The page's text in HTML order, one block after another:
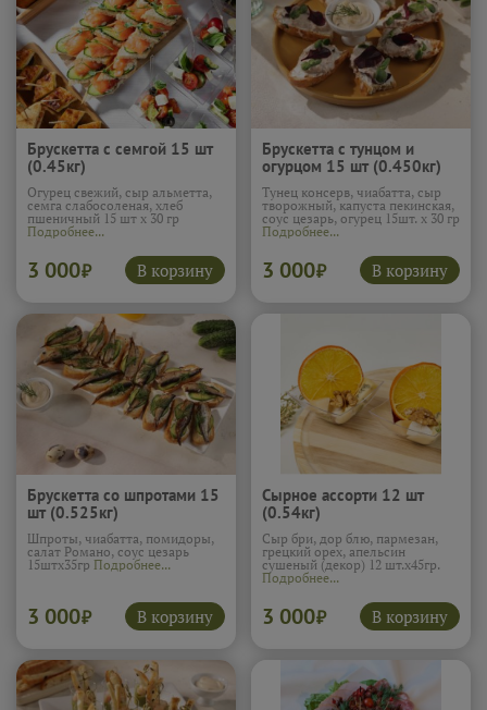
Брускетта с семгой 15 шт
(0.45кг)
Огурец свежий, сыр альметта,
семга слабосоленая, хлеб
пшеничный 15 шт х 30 гр
Подробнее...
3 000₽ В корзину
Брускетта с тунцом и
огурцом 15 шт (0.450кг)
Тунец консерв, чиабатта, сыр
творожный, капуста пекинская,
соус цезарь, огурец 15шт. х 30 гр
Подробнее...
3 000₽ В корзину
Брускетта со шпротами 15
шт (0.525кг)
Шпроты, чиабатта, помидоры,
салат Романо, соус цезарь
15штх35гр Подробнее...
3 000₽ В корзину
Сырное ассорти 12 шт
(0.54кг)
Сыр бри, дор блю, пармезан,
грецкий орех, апельсин
сушеный (декор) 12 шт.х45гр.
Подробнее...
3 000₽ В корзину